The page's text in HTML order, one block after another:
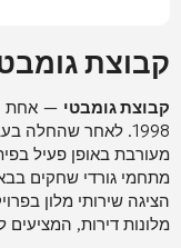
קבוצת
קבוצת גומבטי — אחת
1998.
מעורבת באופן פעיל
מתחמי גורדי שחקים
מלונות דירות,